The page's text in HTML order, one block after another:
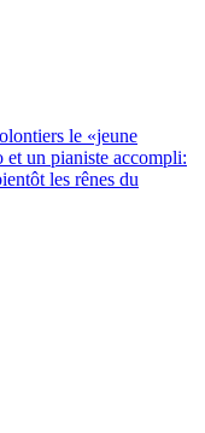
le «jeune
un pianiste accompli:
les rênes du